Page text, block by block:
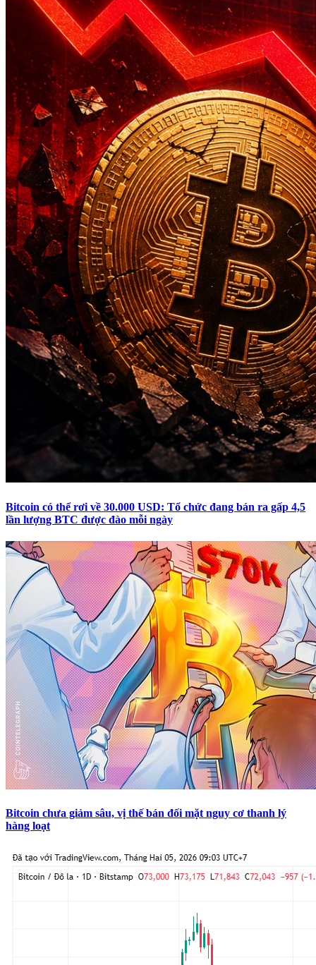
Bitcoin có thể rơi về 30.000 USD: Tổ chức đang bán ra gấp 4,5
lần lượng BTC được đào mỗi ngày
Bitcoin chưa giảm sâu, vị thế bán đối mặt nguy cơ thanh lý
hàng loạt